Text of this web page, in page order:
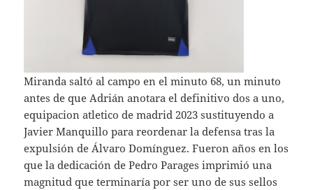
Miranda saltó al campo en el minuto 68, un minuto
antes de que Adrián anotara el definitivo dos a uno,
equipacion atletico de madrid 2023 sustituyendo a
Javier Manquillo para reordenar la defensa tras la
expulsión de Álvaro Domínguez. Fueron años en los
que la dedicación de Pedro Parages imprimió una
magnitud que terminaría por ser uno de sus sellos